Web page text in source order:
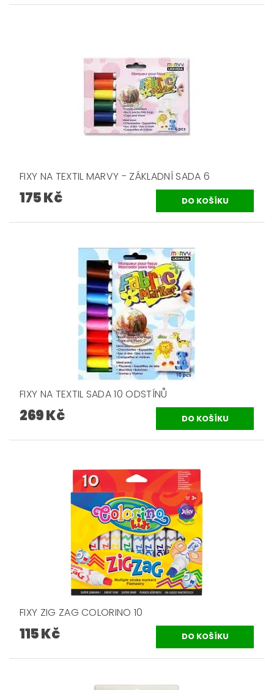
FIXY NA TEXTIL MARVY - ZÁKLADNÍ SADA 6
175 Kč
FIXY NA TEXTIL SADA 10 ODSTÍNŮ
269 Kč
FIXY ZIG ZAG COLORINO 10
115 Kč